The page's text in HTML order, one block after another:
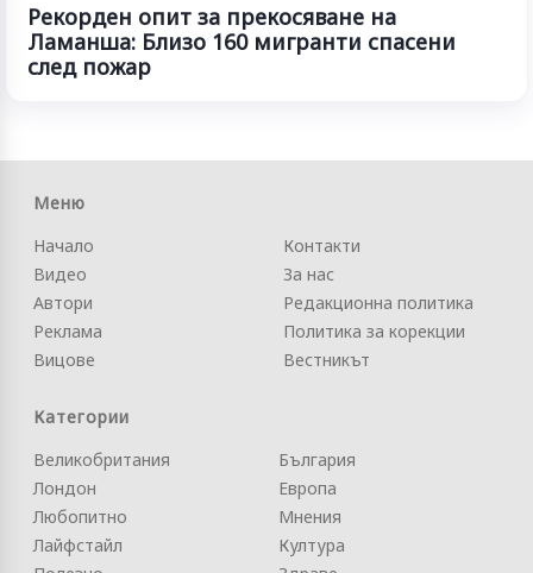
Рекорден опит за прекосяване на
Ламанша: Близо 160 мигранти спасени
след пожар
Меню
Начало
Видео
Автори
Реклама
Вицове
Контакти
За нас
Редакционна политика
Политика за корекции
Вестникът
Категории
Великобритания
Лондон
Любопитно
Лайфстайл
България
Европа
Мнения
Култура